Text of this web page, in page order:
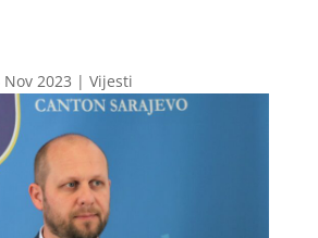
Nov 2023 | Vijesti